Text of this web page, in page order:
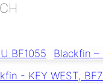
Blackfin –